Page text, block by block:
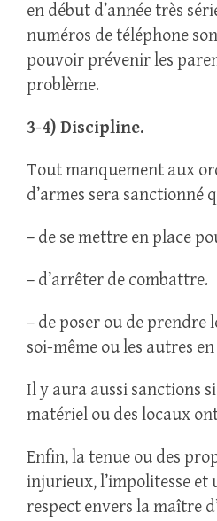
en début d’année très
numéros de téléphone
pouvoir prévenir les
problème.
3-4) Discipline.
Tout manquement aux
d’armes sera sanctionné
– de se mettre en place
– d’arrêter de combattre.
– de poser ou de prendre
soi-même ou les autres
Il y aura aussi sanctions
matériel ou des locaux
Enfin, la tenue ou des
injurieux, l’impolitesse et
respect envers la maître